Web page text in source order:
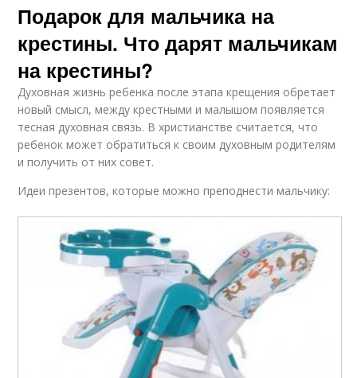
Подарок для мальчика на
крестины. Что дарят мальчикам
на крестины?
Духовная жизнь ребенка после этапа крещения обретает
новый смысл, между крестными и малышом появляется
тесная духовная связь. В христианстве считается, что
ребенок может обратиться к своим духовным родителям
и получить от них совет.
Идеи презентов, которые можно преподнести мальчику: